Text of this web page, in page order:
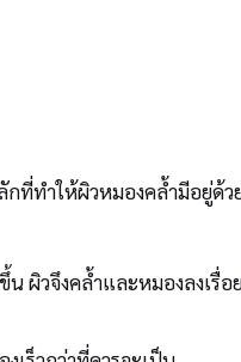
กที่ทำให้ผิวหมองคล้ำมีอยู่ด้
ผิวจึงคล้ำและหมองลงเรื่อ